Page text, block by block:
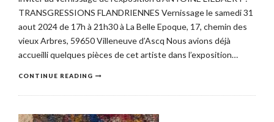
TRANSGRESSIONS FLANDRIENNES Vernissage le samedi 31
aout 2024 de 17h à 21h30 à La Belle Epoque, 17, chemin des
vieux Arbres, 59650 Villeneuve d’Ascq Nous avions déjà
accueilli quelques pièces de cet artiste dans l’exposition…
CONTINUE READING